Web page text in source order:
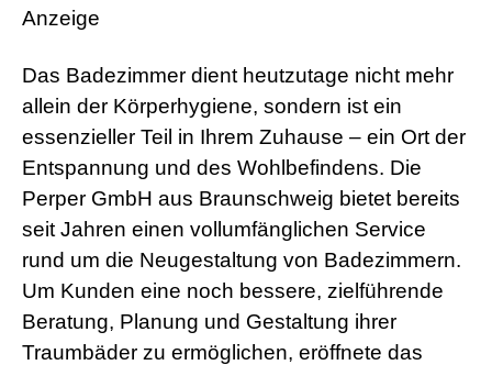
Anzeige
Das Badezimmer dient heutzutage nicht mehr
allein der Körperhygiene, sondern ist ein
essenzieller Teil in Ihrem Zuhause – ein Ort der
Entspannung und des Wohlbefindens. Die
Perper GmbH aus Braunschweig bietet bereits
seit Jahren einen vollumfänglichen Service
rund um die Neugestaltung von Badezimmern.
Um Kunden eine noch bessere, zielführende
Beratung, Planung und Gestaltung ihrer
Traumbäder zu ermöglichen, eröffnete das